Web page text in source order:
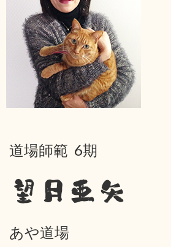
道場師範 6期
望月亜矢
あや道場